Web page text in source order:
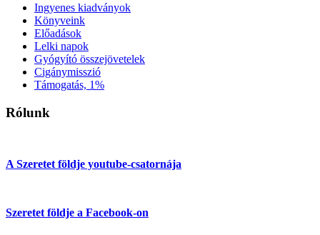
Ingyenes kiadványok
Könyveink
Előadások
Lelki napok
Gyógyító összejövetelek
Cigánymisszió
Támogatás, 1%
Rólunk
A Szeretet földje youtube-csatornája
Szeretet földje a Facebook-on